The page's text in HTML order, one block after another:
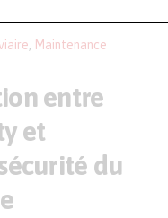
Maintenance
entre
et
du